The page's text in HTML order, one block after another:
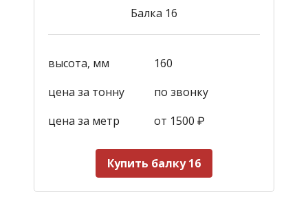
Балка 16
высота, мм
160
цена за тонну
по звонку
цена за метр
от 1500 ₽
Купить балку 16